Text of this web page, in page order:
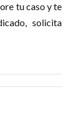
tu caso y te
solicita